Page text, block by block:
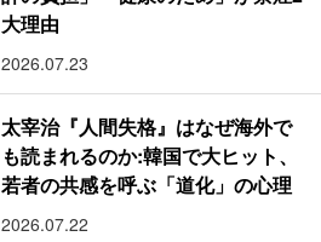
大理由
2026.07.23
太宰治『人間失格』はなぜ海外で
も読まれるのか:韓国で大ヒット、
若者の共感を呼ぶ「道化」の心理
2026.07.22